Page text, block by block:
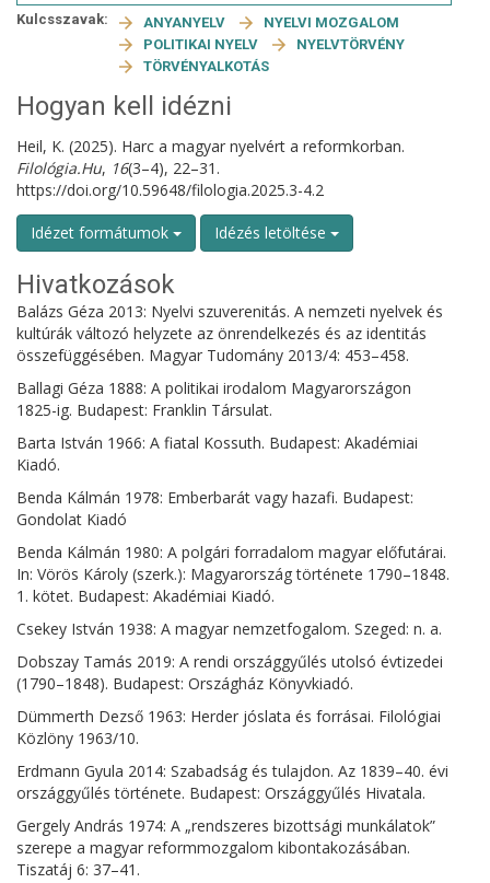
Kulcsszavak: ANYANYELV
NYELVI MOZGALOM
POLITIKAI NYELV
NYELVTÖRVÉNY
TÖRVÉNYALKOTÁS
Hogyan kell idézni
Heil, K. (2025). Harc a magyar nyelvért a reformkorban.
Filológia.Hu, 16(3–4), 22–31.
https://doi.org/10.59648/filologia.2025.3-4.2
Idézet formátumok Idézés letöltése
Hivatkozások
Balázs Géza 2013: Nyelvi szuverenitás. A nemzeti nyelvek és
kultúrák változó helyzete az önrendelkezés és az identitás
összefüggésében. Magyar Tudomány 2013/4: 453–458.
Ballagi Géza 1888: A politikai irodalom Magyarországon
1825-ig. Budapest: Franklin Társulat.
Barta István 1966: A fiatal Kossuth. Budapest: Akadémiai
Kiadó.
Benda Kálmán 1978: Emberbarát vagy hazafi. Budapest:
Gondolat Kiadó
Benda Kálmán 1980: A polgári forradalom magyar előfutárai.
In: Vörös Károly (szerk.): Magyarország története 1790–1848.
1. kötet. Budapest: Akadémiai Kiadó.
Csekey István 1938: A magyar nemzetfogalom. Szeged: n. a.
Dobszay Tamás 2019: A rendi országgyűlés utolsó évtizedei
(1790–1848). Budapest: Országház Könyvkiadó.
Dümmerth Dezső 1963: Herder jóslata és forrásai. Filológiai
Közlöny 1963/10.
Erdmann Gyula 2014: Szabadság és tulajdon. Az 1839–40. évi
országgyűlés története. Budapest: Országgyűlés Hivatala.
Gergely András 1974: A „rendszeres bizottsági munkálatok”
szerepe a magyar reformmozgalom kibontakozásában.
Tiszatáj 6: 37–41.